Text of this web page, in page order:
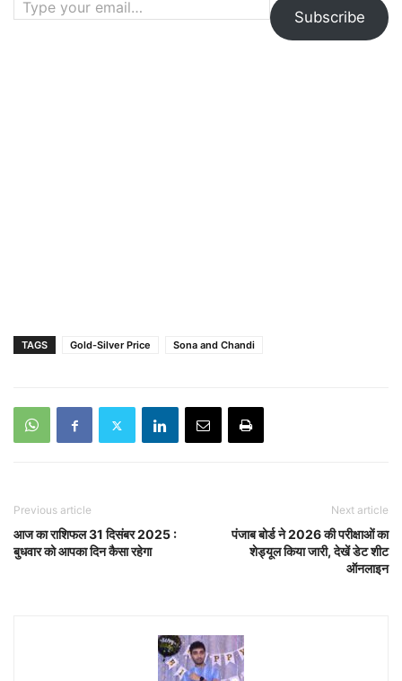
Subscribe
TAGS Gold-Silver Price Sona and Chandi
Previous article
आज का राशिफल 31 दिसंबर 2025 :
बुधवार को आपका दिन कैसा रहेगा
Next article
पंजाब बोर्ड ने 2026 की परीक्षाओं का
शेड्यूल किया जारी, देखें डेट शीट
ऑनलाइन